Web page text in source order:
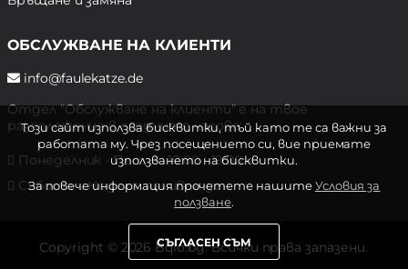
ОБСЛУЖВАНЕ НА КЛИЕНТИ
info@faulekatze.de
Отдел "Обслужване на клиенти" е на твое
разположение в следните часове:
Понеделник - Петък: 10:00 - 19:00 ч.
Събота и Неделя: почивен ден
Copyright © 2026 Bqlo.bg. Всички права запазени.
Този сайт използва бисквитки, тъй като те са важни за
работата му. Чрез посещението си, вие приемате
използването на бисквитки.
За повече информация прочетете нашитеУсловия за
ползване.
СЪГЛАСЕН СЪМ